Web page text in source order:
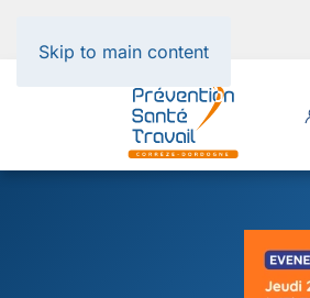
Skip to main content